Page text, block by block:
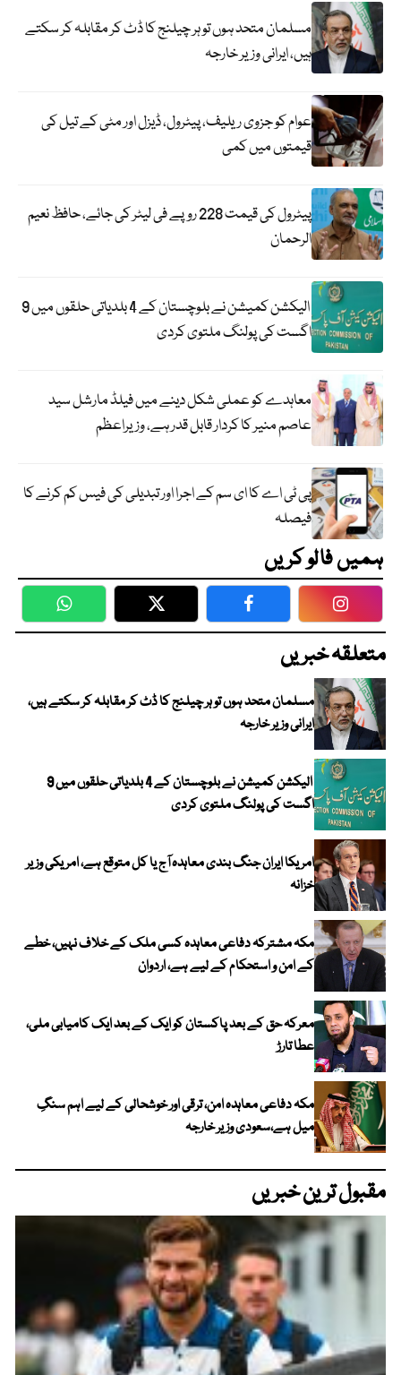
مسلمان متحد ہوں تو ہر چیلنج کا ڈٹ کر مقابلہ کر سکتے
ہیں، ایرانی وزیر خارجہ
عوام کو جزوی ریلیف، پیٹرول، ڈیزل اور مٹی کے تیل کی
قیمتوں میں کمی
پیٹرول کی قیمت 228 روپے فی لیٹر کی جائے، حافظ نعیم
الرحمان
الیکشن کمیشن نے بلوچستان کے 4 بلدیاتی حلقوں میں 9
اگست کی پولنگ ملتوی کردی
معاہدے کو عملی شکل دینے میں فیلڈ مارشل سید
عاصم منیر کا کردار قابل قدر ہے، وزیراعظم
پی ٹی اے کا ای سم کے اجرا اور تبدیلی کی فیس کم کرنے کا
فیصلہ
ہمیں فالو کریں
WhatsApp Twitter Facebook
متعلقہ خبریں
مسلمان متحد ہوں تو ہر چیلنج کا ڈٹ کر مقابلہ کر سکتے ہیں،
ایرانی وزیر خارجہ
الیکشن کمیشن نے بلوچستان کے 4 بلدیاتی حلقوں میں 9
اگست کی پولنگ ملتوی کردی
امریکا ایران جنگ بندی معاہدہ آج یا کل متوقع ہے، امریکی وزیر
خزانہ
مکہ مشترکہ دفاعی معاہدہ کسی ملک کے خلاف نہیں، خطے
کے امن و استحکام کے لیے ہے، اردوان
معرکہ حق کے بعد پاکستان کو ایک کے بعد ایک کامیابی ملی،
عطا تارڑ
مکہ دفاعی معاہدہ امن، ترقی اور خوشحالی کے لیے اہم سنگِ
میل ہے،سعودی وزیر خارجہ
مقبول ترین خبریں